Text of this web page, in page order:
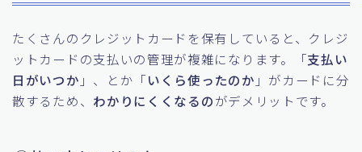
たくさんのクレジットカードを保有していると、クレジ
ットカードの支払いの管理が複雑になります。「支払い
日がいつか 」、とか「いくら使ったのか 」がカードに分
散するため、 わかりにくくなるのがデメリットです。